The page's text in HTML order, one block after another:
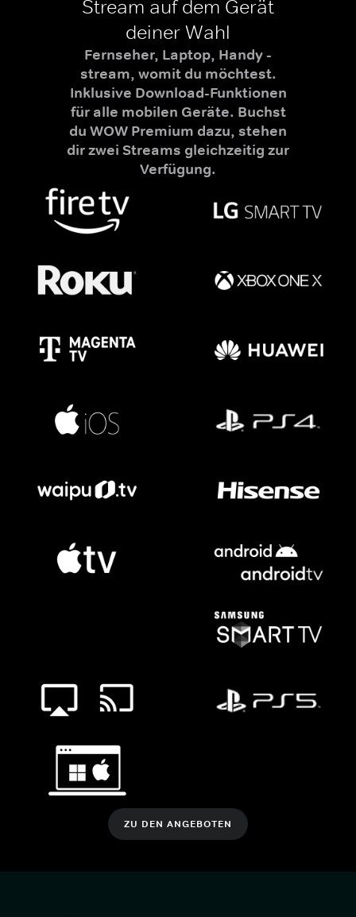
Stream auf dem Gerät
deiner Wahl
Fernseher, Laptop, Handy -
stream, womit du möchtest.
Inklusive Download-Funktionen
für alle mobilen Geräte. Buchst
du WOW Premium dazu, stehen
dir zwei Streams gleichzeitig zur
Verfügung.
ZU DEN ANGEBOTEN